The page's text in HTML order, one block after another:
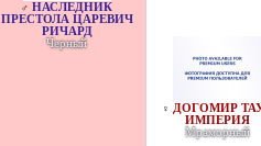
♂ НАСЛЕДНИК
ПРЕСТОЛА ЦАРЕВИЧ
РИЧАРД
Черный
♀ ДОГОМИР
ИМПЕРИЯ
Мраморный